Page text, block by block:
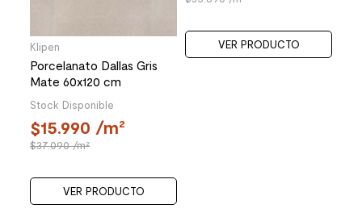
Klipen
Porcelanato Dallas Gris
Mate 60x120 cm
Stock Disponible
15.990 /m²
37.090/m²
VER PRODUCTO